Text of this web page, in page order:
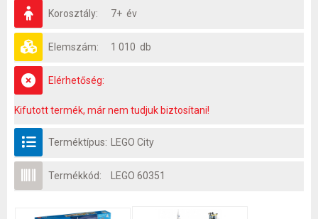
Korosztály: 7+ év
Elemszám: 1 010 db
Elérhetőség:
Kifutott termék, már nem tudjuk biztosítani!
Terméktípus: LEGO City
Termékkód: LEGO 60351